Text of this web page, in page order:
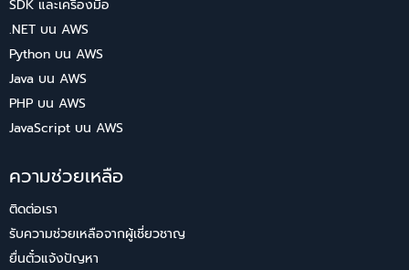
SDK และเครื่องมือ
.NET บน AWS
Python บน AWS
Java บน AWS
PHP บน AWS
JavaScript บน AWS
ความช่วยเหลือ
ติดต่อเรา
รับความช่วยเหลือจากผู้เชี่ยวชาญ
ยื่นตั๋วแจ้งปัญหา